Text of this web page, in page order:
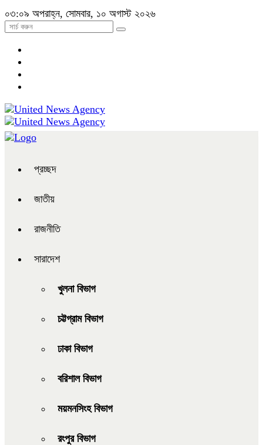
০৩:০৯ অপরাহ্ন, সোমবার, ১০ অগাস্ট ২০২৬
প্রচ্ছদ
জাতীয়
রাজনীতি
সারাদেশ
খুলনা বিভাগ
চট্টগ্রাম বিভাগ
ঢাকা বিভাগ
বরিশাল বিভাগ
ময়মনসিংহ বিভাগ
রংপুর বিভাগ